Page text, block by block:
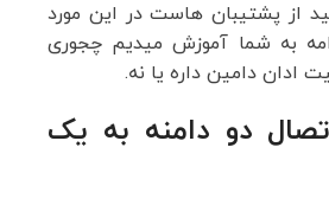
از پشتیبان هاست در این مورد
به شما آموزش میدیم چجوری
ادان دامین داره یا نه.
دو دامنه به یک